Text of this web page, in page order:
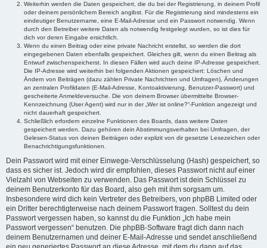
Weiterhin werden die Daten gespeichert, die du bei der Registrierung, in deinem Profil
oder deinem persönlichem Bereich angibst. Für die Registrierung sind mindestens ein
eindeutiger Benutzername, eine E-Mail-Adresse und ein Passwort notwendig. Wenn
durch den Betreiber weitere Daten als notwendig festgelegt wurden, so ist dies für
dich vor deren Eingabe ersichtlich.
Wenn du einen Beitrag oder eine private Nachricht erstellst, so werden die dort
eingegebenen Daten ebenfalls gespeichert. Gleiches gilt, wenn du einen Beitrag als
Entwurf zwischenspeicherst. In diesen Fällen wird auch deine IP-Adresse gespeichert.
Die IP-Adresse wird weiterhin bei folgenden Aktionen gespeichert: Löschen und
Ändern von Beiträgen (dazu zählen Private Nachrichten und Umfragen), Änderungen
an zentralen Profildaten (E-Mail-Adresse, Kontoaktivierung, Benutzer-Passwort) und
gescheiterte Anmeldeversuche. Die von deinem Browser übermittelte Browser-
Kennzeichnung (User Agent) wird nur in der „Wer ist online?“-Funktion angezeigt und
nicht dauerhaft gespeichert.
Schließlich erfordern einzelne Funktionen des Boards, dass weitere Daten
gespeichert werden. Dazu gehören dein Abstimmungsverhalten bei Umfragen, der
Gelesen-Status von deinen Beiträgen oder explizit von dir gesetzte Lesezeichen oder
Benachrichtigungsfunktionen.
Dein Passwort wird mit einer Einwege-Verschlüsselung (Hash) gespeichert, so
dass es sicher ist. Jedoch wird dir empfohlen, dieses Passwort nicht auf einer
Vielzahl von Webseiten zu verwenden. Das Passwort ist dein Schlüssel zu
deinem Benutzerkonto für das Board, also geh mit ihm sorgsam um.
Insbesondere wird dich kein Vertreter des Betreibers, von phpBB Limited oder
ein Dritter berechtigterweise nach deinem Passwort fragen. Solltest du dein
Passwort vergessen haben, so kannst du die Funktion „Ich habe mein
Passwort vergessen“ benutzen. Die phpBB-Software fragt dich dann nach
deinem Benutzernamen und deiner E-Mail-Adresse und sendet anschließend